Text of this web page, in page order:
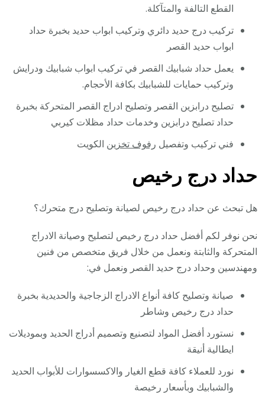
القطع التالفة والمتآكلة.
تركيب درج حديد دائري وتركيب ابواب حديد بخبرة حداد
ابواب حديد القصر
يعمل حداد شبابيك القصر في تركيب ابواب شبابيك ودرايش
وتركيب حمايات للشبابيك بكافة الأحجام.
تصليح درابزين القصر وتصليح ادراج القصر المتحركة بخبرة
حداد تصليح درابزين وخدمات حداد مظلات كيربي
فني تركيب وتفصيل رفوف تخزين الكويت
حداد درج رخيص
هل تبحث عن حداد درج رخيص لصيانة وتصليح درج متحرك؟
نحن نوفر لكم أفضل حداد درج رخيص لتصليح وصيانة الادراج
المتحركة والثابتة ونعمل من خلال فريق متخصص من فنين
ومهندسين وحداد درج حديد القصر ونعمل في:
صيانة وتصليح كافة أنواع الادراج الزجاجية والحديدية بخبرة
حداد درج رخيص وشاطر
نستورد أفضل المواد لتصنيع وتصميم أدراج الحديد وبموديلات
ايطالية أنيقة
نورد للعملاء كافة قطع الغيار والاكسسوارات للأبواب الحديد
والشبابيك وبأسعار رخيصة